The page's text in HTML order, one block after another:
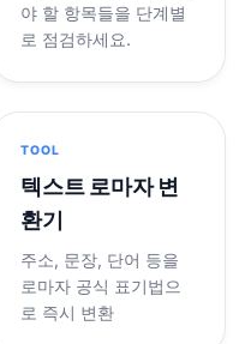
야 할 항목들을 단계별
로 점검하세요.
TOOL
텍스트 로마자 변
환기
주소, 문장, 단어 등을
로마자 공식 표기법으
로 즉시 변환